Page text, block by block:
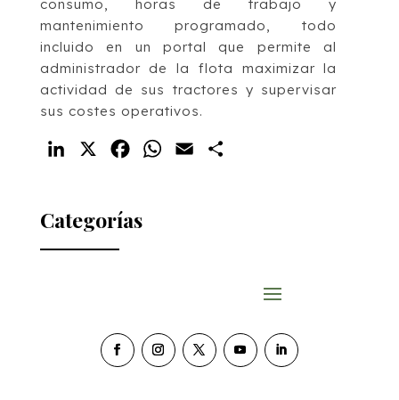
consumo, horas de trabajo y
mantenimiento programado, todo
incluido en un portal que permite al
administrador de la flota maximizar la
actividad de sus tractores y supervisar
sus costes operativos.
LinkedIn FacebookWhatsApp
Email
Categorías